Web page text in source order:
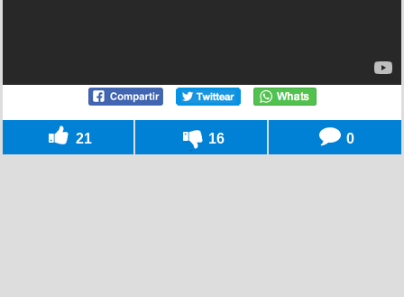
21 16 0